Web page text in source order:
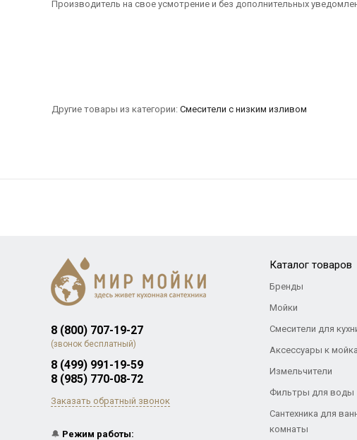
Производитель на свое усмотрение и без дополнительных
Другие товары из категории: Смесители с низким изливом
8 (800) 707-19-27
(звонок бесплатный)
8 (499) 991-19-59
8 (985) 770-08-72
Заказать обратный звонок
🔔 Режим работы:
Каталог товаров
Бренды
Мойки
Смесители для
Аксессуары к
Измельчители
Фильтры для воды
Сантехника для
комнаты